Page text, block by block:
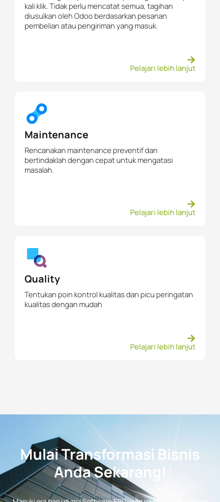
kali klik. Tidak perlu mencatat semua, tagihan
diusulkan oleh Odoo berdasarkan pesanan
pembelian atau pengiriman yang masuk.
Pelajari lebih lanjut
Maintenance
Rencanakan maintenance preventif dan
bertindaklah dengan cepat untuk mengatasi
masalah.
Pelajari lebih lanjut
Quality
Tentukan poin kontrol kualitas dan picu peringatan
kualitas dengan mudah
Pelajari lebih lanjut
Mulai Transformasi Bisnis
Anda Sekarang!